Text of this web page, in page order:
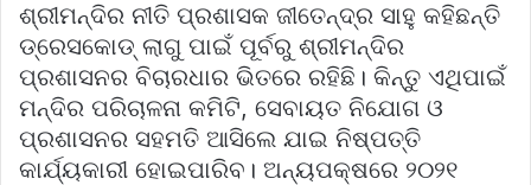
ଶ୍ରୀମନ୍ଦିର ନୀତି ପ୍ରଶାସକ ଜୀତେନ୍ଦ୍ର ସାହୁ କହିଛନ୍ତି
ଡ୍ରେସକୋଡ୍ ଲାଗୁ ପାଇଁ ପୂର୍ବରୁ ଶ୍ରୀମନ୍ଦିର
ପ୍ରଶାସନର ବିଚାରଧାର ଭିତରେ ରହିଛି। କିନ୍ତୁ ଏଥିପାଇଁ
ମନ୍ଦିର ପରିଚାଳନା କମିଟି, ସେବାୟତ ନିଯୋଗ ଓ
ପ୍ରଶାସନର ସହମତି ଆସିଲେ ଯାଇ ନିଷ୍ପତ୍ତି
କାର୍ଯ୍ୟକାରୀ ହୋଇପାରିବ। ଅନ୍ୟପକ୍ଷରେ ୨୦୨୧